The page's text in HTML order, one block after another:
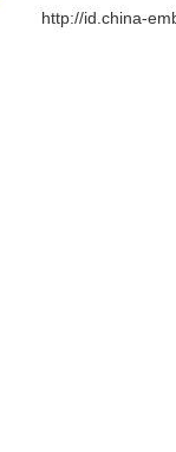
http://id.china-